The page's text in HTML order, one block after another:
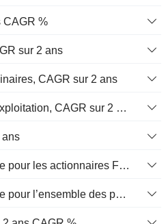
CAGR %
sur 2 ans
CAGR sur 2 ans
Flux de trésorerie d’exploitation, CAGR sur 2 ans
Flux de trésorerie libre pour les actionnaires FCFE, CAGR sur 2 ans
Flux de trésorerie libre pour l’ensemble des pourvoyeurs de fonds (créanciers et actionnaires) FCFF, CAGR sur 2 ans